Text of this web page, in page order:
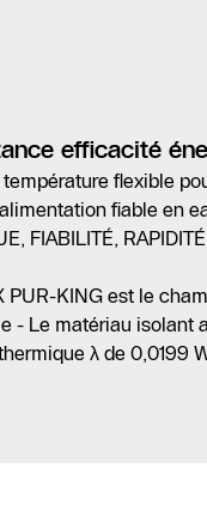
efficacité
flexible
fiable en
FIABILITÉ,
PUR-KING est le
- Le matériau isolant
λ de 0,0199